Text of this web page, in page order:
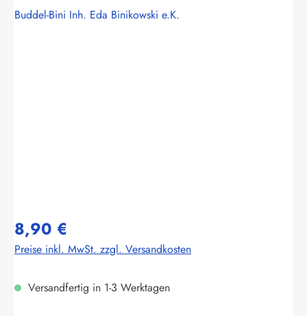
Buddel-Bini Inh. Eda Binikowski e.K.
8,90 €
Preise inkl. MwSt. zzgl. Versandkosten
Versandfertig in 1-3 Werktagen